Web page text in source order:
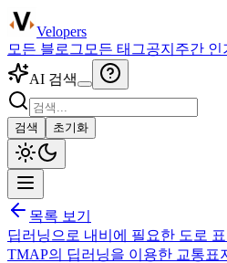
Velopers
모든 블로그 모든 태그공지 주간 인
AI 검색
검색 초기화
목록 보기
딥러닝으로 내비에 필요한 도로
TMAP의 딥러닝을 이용한 교통표